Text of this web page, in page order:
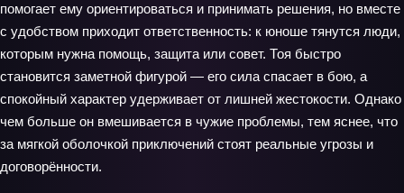
помогает ему ориентироваться и принимать решения, но вместе
с удобством приходит ответственность: к юноше тянутся люди,
которым нужна помощь, защита или совет. Тоя быстро
становится заметной фигурой — его сила спасает в бою, а
спокойный характер удерживает от лишней жестокости. Однако
чем больше он вмешивается в чужие проблемы, тем яснее, что
за мягкой оболочкой приключений стоят реальные угрозы и
договорённости.